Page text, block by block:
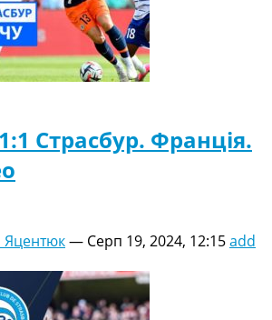
Страсбур. Франція.
Яцентюк— Серп 19, 2024, 12:15add